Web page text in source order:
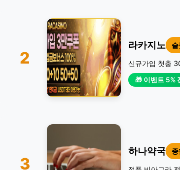
2
라카지노
신규가입 첫충
🎁 이벤트 5%
3
하나약국